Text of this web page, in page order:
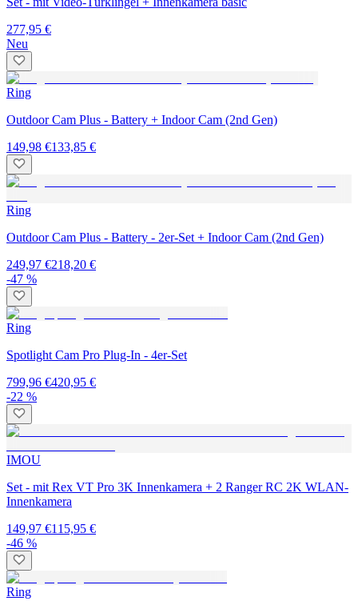
277,95 €
Neu
Ring
Outdoor Cam Plus - Battery + Indoor Cam (2nd Gen)
149,98 €133,85 €
Ring
Outdoor Cam Plus - Battery - 2er-Set + Indoor Cam (2nd Gen)
249,97 €218,20 €
-47 %
Ring
Spotlight Cam Pro Plug-In - 4er-Set
799,96 €420,95 €
-22 %
IMOU
Set - mit Rex VT Pro 3K Innenkamera + 2 Ranger RC 2K WLAN-
Innenkamera
149,97 €115,95 €
-46 %
Ring